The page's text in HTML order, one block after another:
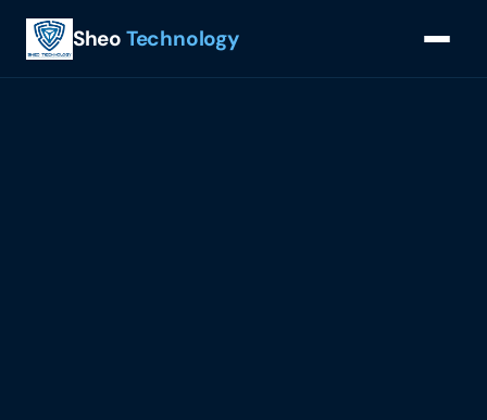
Sheo Technology